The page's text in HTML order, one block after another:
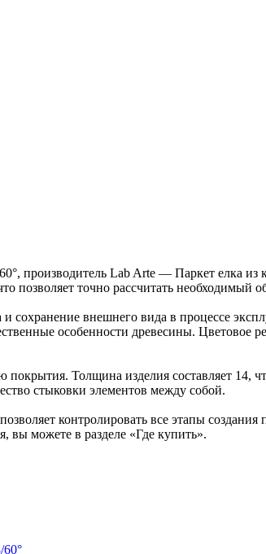
производитель Lab Arte — Паркет елка
позволяет точно рассчитать необходимый
сохранение внешнего вида в процессе
особенности древесины.
Толщина изделия составляет 14,
стыковки элементов между собой.
контролировать все этапы
вы можете в разделе «Где купить».